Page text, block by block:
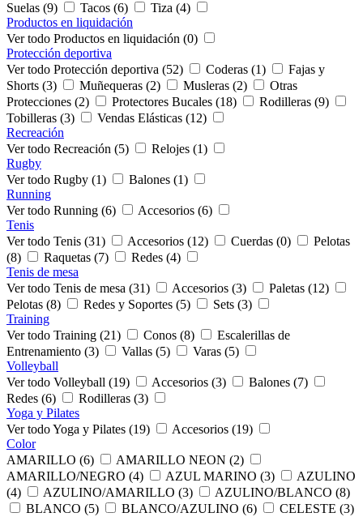
Suelas (9)
Tacos (6)
Tiza (4)
Productos en liquidación
Ver todo Productos en liquidación (0)
Protección deportiva
Ver todo Protección deportiva (52)
Coderas (1)
Fajas y
Shorts (3)
Muñequeras (2) Musleras (2)
Otras
Protecciones (2)
Protectores Bucales (18)
Rodilleras (9)
Tobilleras (3)
Vendas Elásticas (12)
Recreación
Ver todo Recreación (5)
Relojes (1)
Rugby
Ver todo Rugby (1)
Balones (1)
Running
Ver todo Running (6)
Accesorios (6)
Tenis
Ver todo Tenis (31)
Accesorios (12) Cuerdas (0)
Pelotas
(8)
Raquetas (7)
Redes (4)
Tenis de mesa
Ver todo Tenis de mesa (31)
Accesorios (3)
Paletas (12)
Pelotas (8)
Redes y Soportes (5)
Sets (3)
Training
Ver todo Training (21)
Conos (8)
Escalerillas de
Entrenamiento (3)
Vallas (5)
Varas (5)
Volleyball
Ver todo Volleyball (19)
Accesorios (3)
Balones (7)
Redes (6)
Rodilleras (3)
Yoga y Pilates
Ver todo Yoga y Pilates (19)
Accesorios (19)
Color
AMARILLO (6)
AMARILLO NEON (2)
AMARILLO/NEGRO (4)
AZUL MARINO (3)
AZULINO
(4)
AZULINO/AMARILLO (3)
AZULINO/BLANCO (8)
BLANCO (5)
BLANCO/AZULINO (6)
CELESTE (3)